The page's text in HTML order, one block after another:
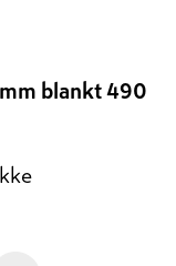
blankt 490